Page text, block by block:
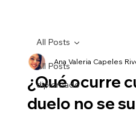
All Posts
diplomado
All Posts
¿Qué ocurre
duelo no se
Ana Valeria Capeles